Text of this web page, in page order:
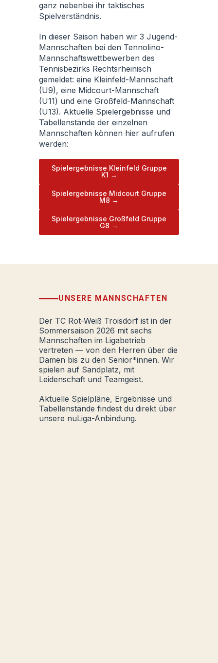
ganz nebenbei ihr taktisches
Spielverständnis.
In dieser Saison haben wir 3 Jugend-
Mannschaften bei den Tennolino-
Mannschaftswettbewerben des
Tennisbezirks Rechtsrheinisch
gemeldet: eine Kleinfeld-Mannschaft
(U9), eine Midcourt-Mannschaft
(U11) und eine Großfeld-Mannschaft
(U13). Aktuelle Spielergebnisse und
Tabellenstände der einzelnen
Mannschaften können hier aufrufen
werden:
Spielergebnisse Kleinfeld Gruppe
K1 →
Spielergebnisse Midcourt Gruppe
M8 →
Spielergebnisse Großfeld Gruppe
G8 →
UNSERE MANNSCHAFTEN
Der TC Rot-Weiß Troisdorf ist in der
Sommersaison 2026 mit sechs
Mannschaften im Ligabetrieb
vertreten — von den Herren über die
Damen bis zu den Senior*innen. Wir
spielen auf Sandplatz, mit
Leidenschaft und Teamgeist.
Aktuelle Spielpläne, Ergebnisse und
Tabellenstände findest du direkt über
unsere nuLiga-Anbindung.